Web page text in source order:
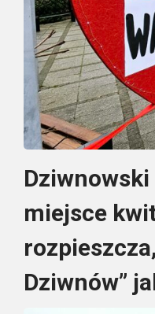
Dziwnowski
miejsce
Dziwnów”